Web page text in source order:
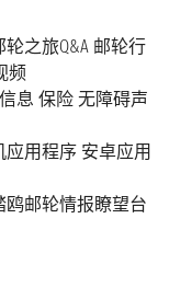
轮之旅Q&A 邮轮行
频
息 保险 无障碍声
应用程序 安卓应用
鸥邮轮情报瞭望台